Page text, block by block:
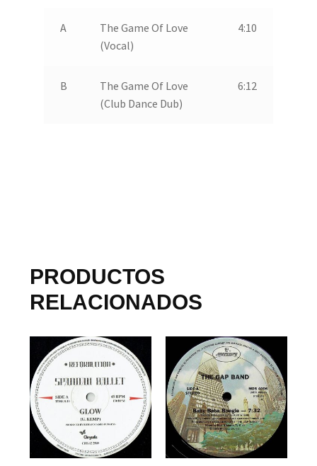
A
The Game Of Love
(Vocal)
4:10
B
The Game Of Love
(Club Dance Dub)
6:12
PRODUCTOS
RELACIONADOS